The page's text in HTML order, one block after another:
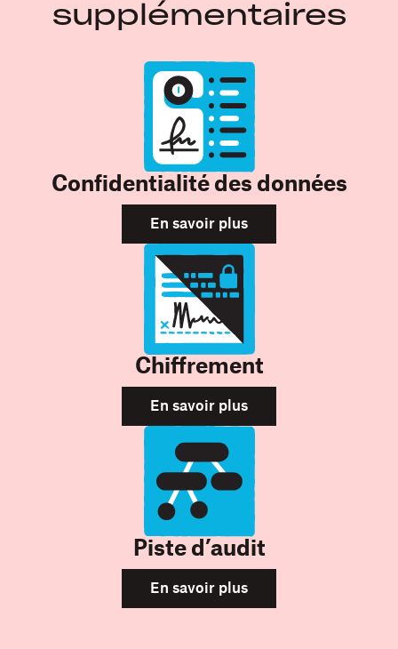
supplémentaires
Confidentialité des données
En savoir plus
Chiffrement
En savoir plus
Piste d’audit
En savoir plus